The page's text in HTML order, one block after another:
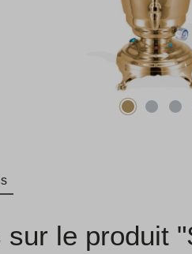
sur le produit